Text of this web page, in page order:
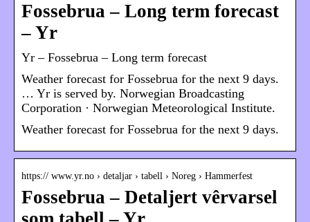
Fossebrua – Long term forecast
– Yr
Yr – Fossebrua – Long term forecast
Weather forecast for Fossebrua for the next 9 days.
… Yr is served by. Norwegian Broadcasting
Corporation · Norwegian Meteorological Institute.
Weather forecast for Fossebrua for the next 9 days.
https:// www.yr.no › detaljar › tabell › Noreg › Hammerfest
Fossebrua – Detaljert vêrvarsel